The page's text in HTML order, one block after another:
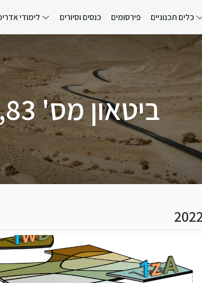
כלים תכנוניים פירסומים כנסים וסיורים לימודי
ביטאון מס' 83, יוני 2022